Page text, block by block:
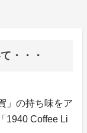
・・・
」の持ち味をア
1940 Coffee Li